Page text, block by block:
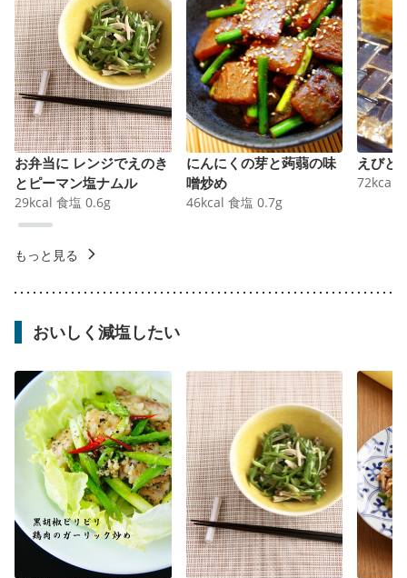
お弁当に レンジでえのき
とピーマン塩ナムル
29kcal 食塩 0.6g
にんにくの芽と蒟蒻の味
噌炒め
46kcal 食塩 0.7g
えびと
72kcal
もっと見る
おいしく減塩したい